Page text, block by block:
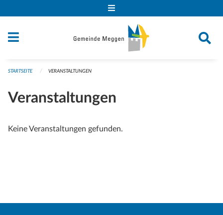
STARTSEITE VERANSTALTUNGEN
Veranstaltungen
Keine Veranstaltungen gefunden.